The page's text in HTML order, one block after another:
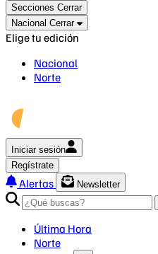
Secciones Cerrar
Nacional Cerrar
Elige tu edición
Nacional
Norte
Iniciar sesión
Regístrate
Alertas
Newsletter
Última Hora
Norte